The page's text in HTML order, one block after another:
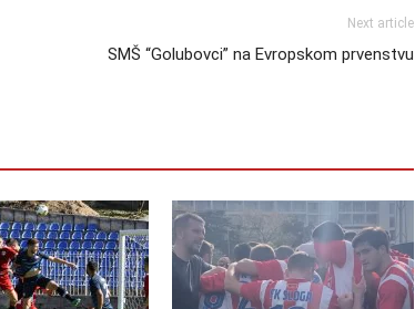
Next article
SMŠ “Golubovci” na Evropskom prvenstvu